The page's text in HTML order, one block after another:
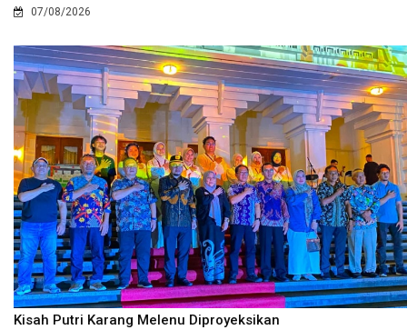
07/08/2026
Kisah Putri Karang Melenu Diproyeksikan